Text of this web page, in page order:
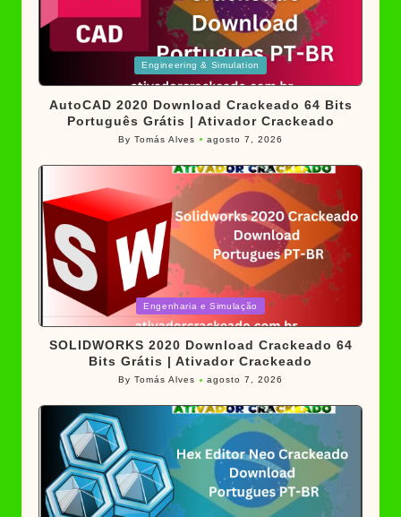
in
Engineering & Simulation
AutoCAD 2020 Download Crackeado 64 Bits
Português Grátis | Ativador Crackeado
Posted
ByTomás Alves agosto 7, 2026
Posted
in
Engenharia e Simulação
SOLIDWORKS 2020 Download Crackeado 64
Bits Grátis | Ativador Crackeado
Posted
ByTomás Alves agosto 7, 2026